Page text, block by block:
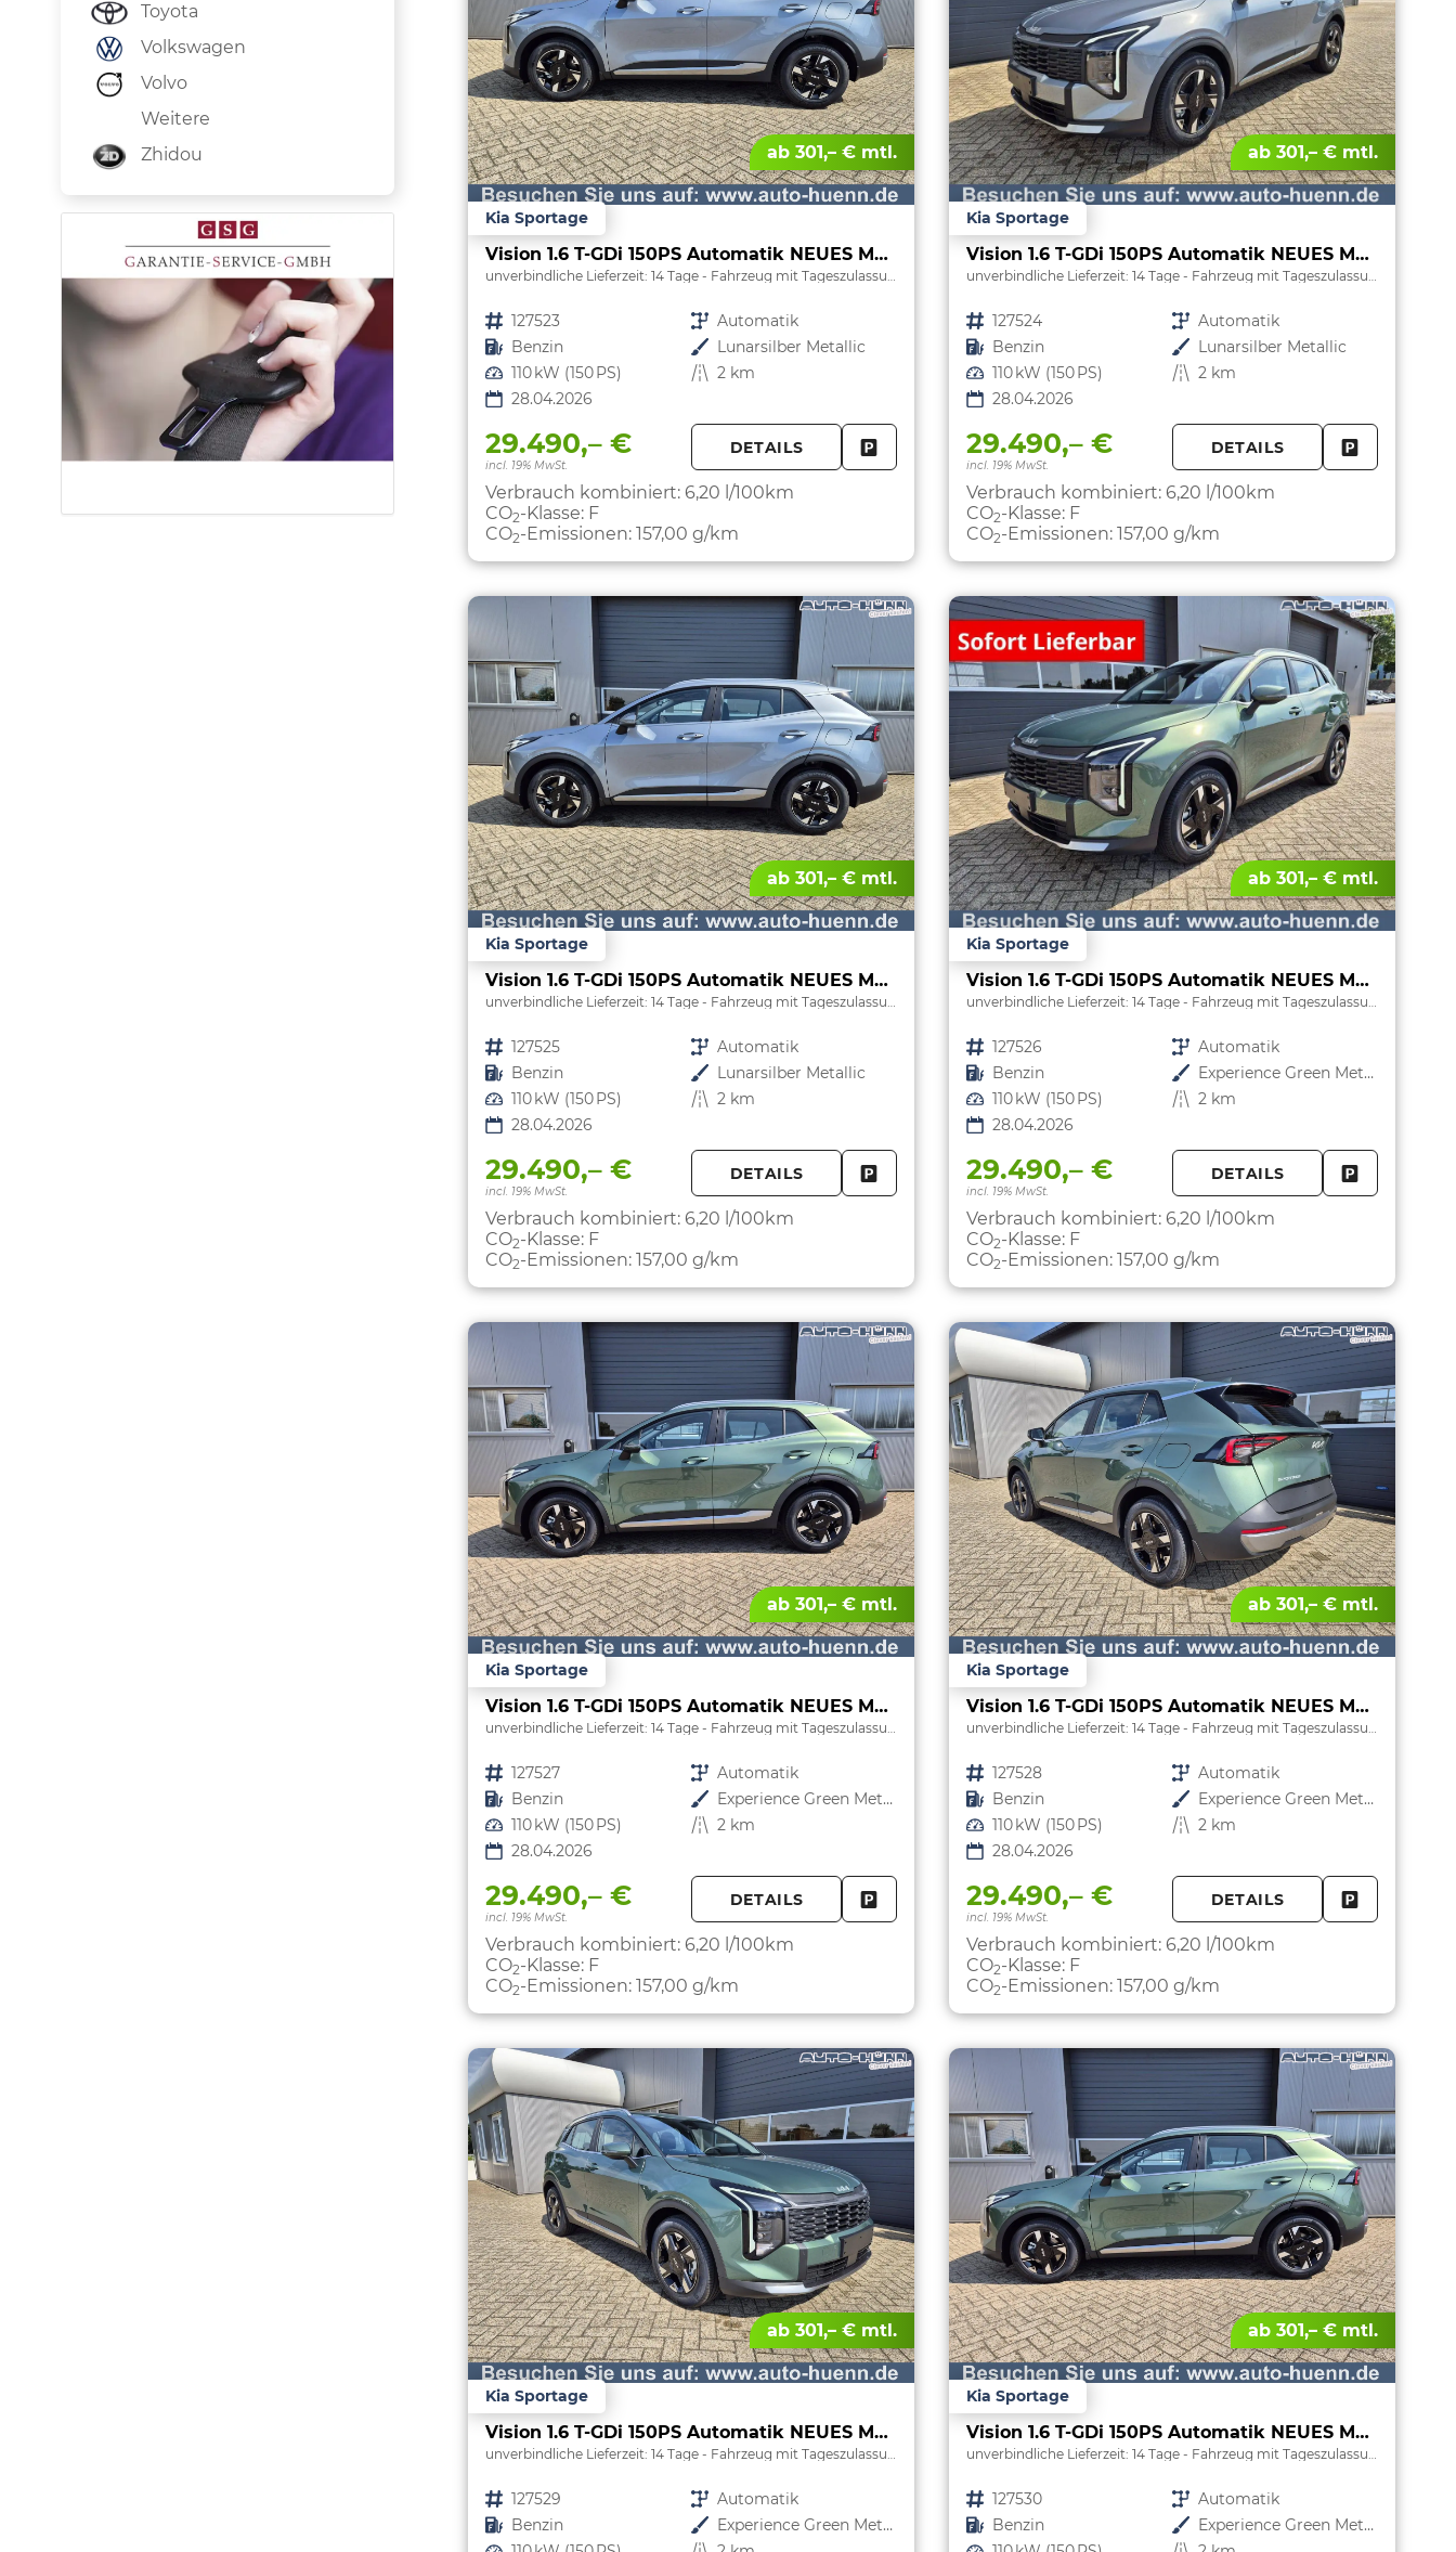
ab 301,– € mtl.
Kia Sportage
Vision 1.6 T-GDi 150PS Automatik NEUES MODELL MY26 FACELIFT Sitzheizung Lenkradheizung Klimaautomatik Navi Bluetooth Touchscreen Apple CarPlay Android Auto PDC v+h 17"LM Rückf.Kamera ACC 2x Keyless
unverbindliche Lieferzeit: 14 Tage Fahrzeug mit Tageszulassung
Fahrzeugnr. 127523 Getriebe Automatik
Kraftstoff Benzin Außenfarbe Lunarsilber Metallic
Leistung 110 kW (150 PS) Kilometerstand 2 km
28.04.2026
29.490,– €
incl. 19% MwSt.
DETAILS FAHRZEUG PARKEN
Verbrauch kombiniert: 6,20 l/100km
CO2-Klasse: F
CO2-Emissionen: 157,00 g/km
ab 301,– € mtl.
Kia Sportage
Vision 1.6 T-GDi 150PS Automatik NEUES MODELL MY26 FACELIFT Sitzheizung Lenkradheizung Klimaautomatik Navi Bluetooth Touchscreen Apple CarPlay Android Auto PDC v+h 17"LM Rückf.Kamera ACC 2x Keyless
unverbindliche Lieferzeit: 14 Tage Fahrzeug mit Tageszulassung
Fahrzeugnr. 127524 Getriebe Automatik
Kraftstoff Benzin Außenfarbe Lunarsilber Metallic
Leistung 110 kW (150 PS) Kilometerstand 2 km
28.04.2026
29.490,– €
incl. 19% MwSt.
DETAILS
Verbrauch kombiniert: 6,20 l/100km
CO2-Klasse: F
CO2-Emissionen: 157,00 g/km
ab 301,– € mtl.
Kia Sportage
Vision 1.6 T-GDi 150PS Automatik NEUES MODELL MY26 FACELIFT Sitzheizung Lenkradheizung Klimaautomatik Navi Bluetooth Touchscreen Apple CarPlay Android Auto PDC v+h 17"LM Rückf.Kamera ACC 2x Keyless
unverbindliche Lieferzeit: 14 Tage Fahrzeug mit Tageszulassung
Fahrzeugnr. 127525 Getriebe Automatik
Kraftstoff Benzin Außenfarbe Lunarsilber Metallic
Leistung 110 kW (150 PS) Kilometerstand 2 km
28.04.2026
29.490,– €
incl. 19% MwSt.
DETAILS FAHRZEUG PARKEN
Verbrauch kombiniert: 6,20 l/100km
CO2-Klasse: F
CO2-Emissionen: 157,00 g/km
ab 301,– € mtl.
Kia Sportage
Vision 1.6 T-GDi 150PS Automatik NEUES MODELL MY26 FACELIFT Sitzheizung Lenkradheizung Klimaautomatik Navi Bluetooth Touchscreen Apple CarPlay Android Auto PDC v+h 17"LM Rückf.Kamera ACC 2x Keyless
unverbindliche Lieferzeit: 14 Tage Fahrzeug mit Tageszulassung
Fahrzeugnr. 127526 Getriebe Automatik
Kraftstoff Benzin Außenfarbe
Experience Green Metallic
Leistung 110 kW (150 PS) Kilometerstand 2 km
28.04.2026
29.490,– €
incl. 19% MwSt.
DETAILS
Verbrauch kombiniert: 6,20 l/100km
CO2-Klasse: F
CO2-Emissionen: 157,00 g/km
ab 301,– € mtl.
Kia Sportage
Vision 1.6 T-GDi 150PS Automatik NEUES MODELL MY26 FACELIFT Sitzheizung Lenkradheizung Klimaautomatik Navi Bluetooth Touchscreen Apple CarPlay Android Auto PDC v+h 17"LM Rückf.Kamera ACC 2x Keyless
unverbindliche Lieferzeit: 14 Tage Fahrzeug mit Tageszulassung
Fahrzeugnr. 127527 Getriebe Automatik
Kraftstoff Benzin Außenfarbe
Experience Green Metallic
Leistung 110 kW (150 PS) Kilometerstand 2 km
28.04.2026
29.490,– €
incl. 19% MwSt.
DETAILS FAHRZEUG PARKEN
Verbrauch kombiniert: 6,20 l/100km
CO2-Klasse: F
CO2-Emissionen: 157,00 g/km
ab 301,– € mtl.
Kia Sportage
Vision 1.6 T-GDi 150PS Automatik NEUES MODELL MY26 FACELIFT Sitzheizung Lenkradheizung Klimaautomatik Navi Bluetooth Touchscreen Apple CarPlay Android Auto PDC v+h 17"LM Rückf.Kamera ACC 2x Keyless
unverbindliche Lieferzeit: 14 Tage Fahrzeug mit Tageszulassung
Fahrzeugnr. 127528 Getriebe Automatik
Kraftstoff Benzin Außenfarbe
Experience Green Metallic
Leistung 110 kW (150 PS) Kilometerstand 2 km
28.04.2026
29.490,– €
incl. 19% MwSt.
DETAILS
Verbrauch kombiniert: 6,20 l/100km
CO2-Klasse: F
CO2-Emissionen: 157,00 g/km
ab 301,– € mtl.
Kia Sportage
Vision 1.6 T-GDi 150PS Automatik NEUES MODELL MY26 FACELIFT Sitzheizung Lenkradheizung Klimaautomatik Navi Bluetooth Touchscreen Apple CarPlay Android Auto PDC v+h 17"LM Rückf.Kamera ACC 2x Keyless
unverbindliche Lieferzeit: 14 Tage Fahrzeug mit Tageszulassung
Fahrzeugnr. 127529 Getriebe Automatik
Kraftstoff Benzin Außenfarbe
Experience Green Metallic
ab 301,– € mtl.
Kia Sportage
Vision 1.6 T-GDi 150PS Automatik NEUES MODELL MY26 FACELIFT Sitzheizung Lenkradheizung Klimaautomatik Navi Bluetooth Touchscreen Apple CarPlay Android Auto PDC v+h 17"LM Rückf.Kamera ACC 2x Keyless
unverbindliche Lieferzeit: 14 Tage Fahrzeug mit Tageszulassung
Fahrzeugnr. 127530 Getriebe Automatik
Kraftstoff Benzin Außenfarbe
Experience Green Metallic
Toyota
Volkswagen
Volvo
Weitere
Zhidou